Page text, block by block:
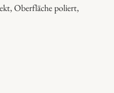
Oberfläche poliert,